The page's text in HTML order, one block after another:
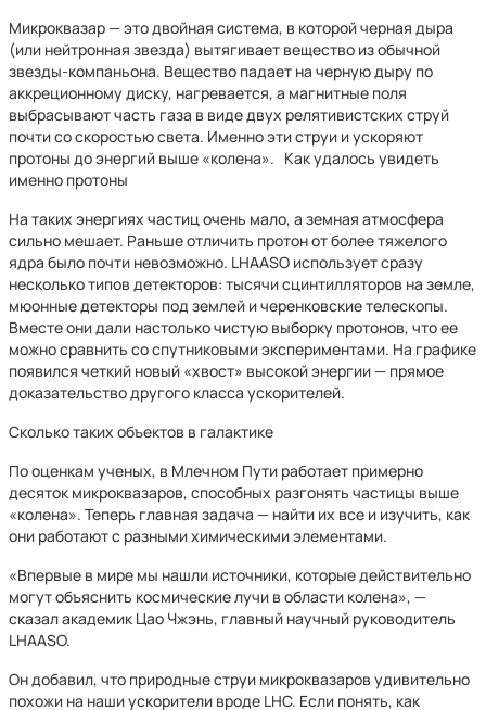
Микроквазар — это двойная система, в которой черная дыра
(или нейтронная звезда) вытягивает вещество из обычной
звезды-компаньона. Вещество падает на черную дыру по
аккреционному диску, нагревается, а магнитные поля
выбрасывают часть газа в виде двух релятивистских струй
почти со скоростью света. Именно эти струи и ускоряют
протоны до энергий выше «колена». Как удалось увидеть
именно протоны
На таких энергиях частиц очень мало, а земная атмосфера
сильно мешает. Раньше отличить протон от более тяжелого
ядра было почти невозможно. LHAASO использует сразу
несколько типов детекторов: тысячи сцинтилляторов на земле,
мюонные детекторы под землей и черенковские телескопы.
Вместе они дали настолько чистую выборку протонов, что ее
можно сравнить со спутниковыми экспериментами. На графике
появился четкий новый «хвост» высокой энергии — прямое
доказательство другого класса ускорителей.
Сколько таких объектов в галактике
По оценкам ученых, в Млечном Пути работает примерно
десяток микроквазаров, способных разгонять частицы выше
«колена». Теперь главная задача — найти их все и изучить, как
они работают с разными химическими элементами.
«Впервые в мире мы нашли источники, которые действительно
могут объяснить космические лучи в области колена», —
сказал академик Цао Чжэнь, главный научный руководитель
LHAASO.
Он добавил, что природные струи микроквазаров удивительно
похожи на наши ускорители вроде LHC. Если понять, как